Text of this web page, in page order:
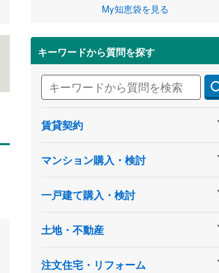
My知恵袋を見る
キーワードから質問を探す
賃貸契約
マンション購入・検討
一戸建て購入・検討
土地・不動産
注文住宅・リフォーム